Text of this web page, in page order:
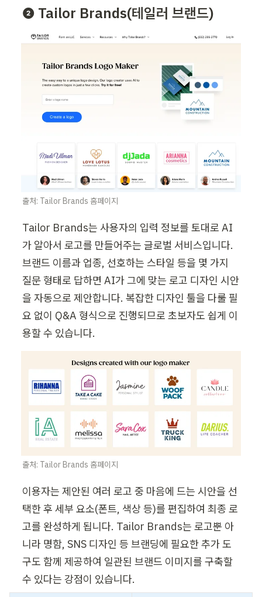
❷ Tailor Brands(테일러 브랜드)
출처: Tailor Brands 홈페이지
Tailor Brands는 사용자의 입력 정보를 토대로 AI
가 알아서 로고를 만들어주는 글로벌 서비스입니다.
브랜드 이름과 업종, 선호하는 스타일 등을 몇 가지
질문 형태로 답하면 AI가 그에 맞는 로고 디자인 시안
을 자동으로 제안합니다. 복잡한 디자인 툴을 다룰 필
요 없이 Q&A 형식으로 진행되므로 초보자도 쉽게 이
용할 수 있습니다.
출처: Tailor Brands 홈페이지
이용자는 제안된 여러 로고 중 마음에 드는 시안을 선
택한 후 세부 요소(폰트, 색상 등)를 편집하여 최종 로
고를 완성하게 됩니다. Tailor Brands는 로고뿐 아
니라 명함, SNS 디자인 등 브랜딩에 필요한 추가 도
구도 함께 제공하여 일관된 브랜드 이미지를 구축할
수 있다는 강점이 있습니다.